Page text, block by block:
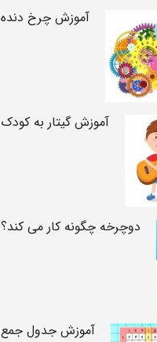
آموزش چرخ دنده
آموزش گیتار به کودک
دوچرخه چگونه کار می کند؟
آموزش جدول جمع